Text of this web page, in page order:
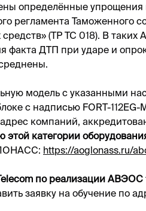
определённые упрощения
регламента Таможенного
(ТР ТС 018). В
факта ДТП при ударе и
модель с указанными
с надписью FORT-
компаний,
этой категории
https://aoglonass.ru/
по реализации АВЭОС
заявку на обучение по